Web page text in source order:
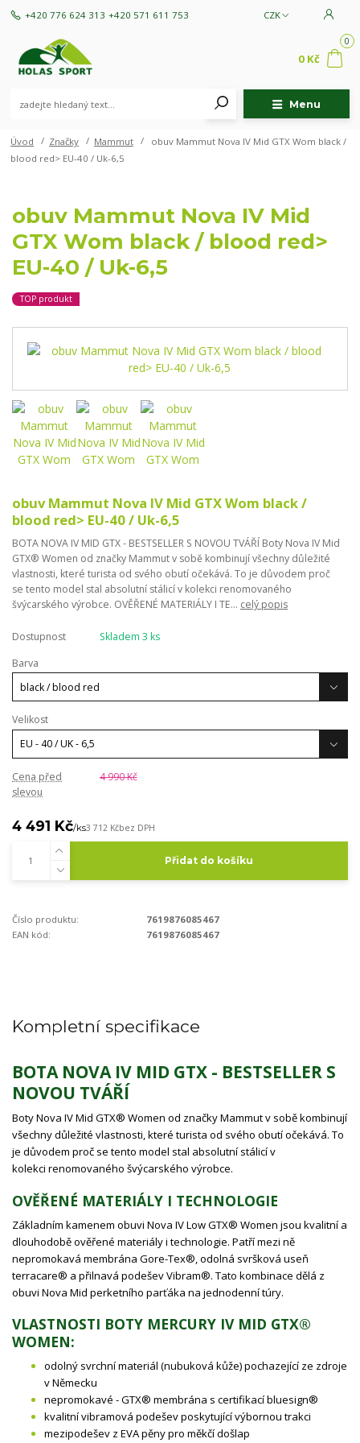
Menu
CZK
+420 776 624 313 +420 571 611 753
0
0 Kč
Úvod Značky Mammut
obuv Mammut Nova IV Mid GTX Wom black /
blood red> EU-40 / Uk-6,5
obuv Mammut Nova IV Mid
GTX Wom black / blood red>
EU-40 / Uk-6,5
TOP produkt
obuv Mammut Nova IV Mid GTX Wom black /
blood red> EU-40 / Uk-6,5
BOTA NOVA IV MID GTX - BESTSELLER S NOVOU TVÁŘÍ Boty Nova IV Mid
GTX® Women od značky Mammut v sobě kombinují všechny důležité
vlastnosti, které turista od svého obutí očekává. To je důvodem proč
se tento model stal absolutní stálicí v kolekci renomovaného
švýcarského výrobce. OVĚŘENÉ MATERIÁLY I TE... celý popis
Dostupnost
Skladem 3 ks
Barva
Velikost
Cena před
slevou
4 990 Kč
4 491 Kč/ks3 712 Kčbez DPH
Přidat do košíku
Číslo produktu:
7619876085467
EAN kód:
7619876085467
Kompletní specifikace
BOTA NOVA IV MID GTX - BESTSELLER S
NOVOU TVÁŘÍ
Boty Nova IV Mid GTX® Women od značky Mammut v sobě kombinují
všechny důležité vlastnosti, které turista od svého obutí očekává. To
je důvodem proč se tento model stal absolutní stálicí v
kolekci renomovaného švýcarského výrobce.
OVĚŘENÉ MATERIÁLY I TECHNOLOGIE
Základním kamenem obuvi Nova IV Low GTX® Women jsou kvalitní a
dlouhodobě ověřené materiály i technologie. Patří mezi ně
nepromokavá membrána Gore-Tex®, odolná svršková useň
terracare® a přilnavá podešev Vibram®. Tato kombinace dělá z
obuvi Nova Mid perketního parťáka na jednodenní túry.
VLASTNOSTI BOTY MERCURY IV MID GTX®
WOMEN:
odolný svrchní materiál (nubuková kůže) pochazející ze zdroje
v Německu
nepromokavé - GTX® membrána s certifikací bluesign®
kvalitní vibramová podešev poskytující výbornou trakci
mezipodešev z EVA pěny pro měkčí došlap